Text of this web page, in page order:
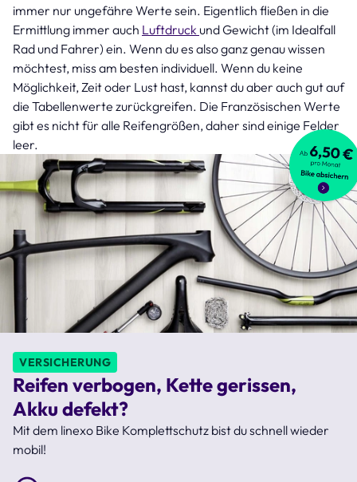
immer nur ungefähre Werte sein. Eigentlich fließen in die
Ermittlung immer auch Luftdruck und Gewicht (im Idealfall
Rad und Fahrer) ein. Wenn du es also ganz genau wissen
möchtest, miss am besten individuell. Wenn du keine
Möglichkeit, Zeit oder Lust hast, kannst du aber auch gut auf
die Tabellenwerte zurückgreifen. Die Französischen Werte
gibt es nicht für alle Reifengrößen, daher sind einige Felder
leer.
VERSICHERUNG
Reifen verbogen, Kette gerissen,
Akku defekt?
Mit dem linexo Bike Komplettschutz bist du schnell wieder
mobil!